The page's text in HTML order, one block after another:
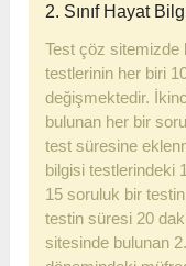
2. Sınıf Hayat
Test çöz sitemizde
testlerinin her biri
değişmektedir.
bulunan her bir
test süresine
bilgisi testlerindeki
15 soruluk bir
testin süresi 20
sitesinde bulunan